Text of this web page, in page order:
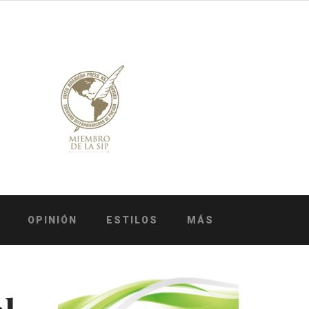
OPINIÓN ESTILOS MÁS